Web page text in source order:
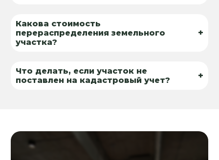
Какова стоимость
перераспределения земельного
участка?
+
Что делать, если участок не
поставлен на кадастровый учет?
+